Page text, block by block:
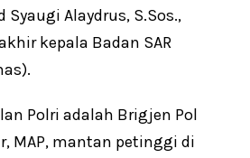
Alaydrus, S.Sos.,
kepala Badan SAR
Polri adalah Brigjen Pol
MAP, mantan petinggi di